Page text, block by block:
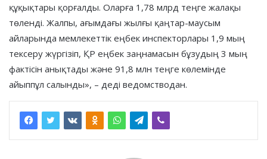
құқықтары қорғалды. Оларға 1,78 млрд теңге жалақы
төленді. Жалпы, ағымдағы жылғы қаңтар-маусым
айларында мемлекеттік еңбек инспекторлары 1,9 мың
тексеру жүргізіп, ҚР еңбек заңнамасын бұзудың 3 мың
фактісін анықтады және 91,8 млн теңге көлемінде
айыппұл салынды», – деді ведомстводан.